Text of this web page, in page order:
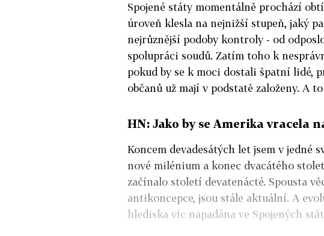
Spojené státy momentálně prochází
úroveň klesla na nejnižší stupeň, jaký
nejrůznější podoby kontroly - od
spolupráci soudů. Zatím toho k
pokud by se k moci dostali špatní lidé,
občanů už mají v podstatě založeny. A
HN: Jako by se Amerika vracela
Koncem devadesátých let jsem v jedné
nové milénium a konec dvacátého
začínalo století devatenácté. Spousta
antikoncepce, jsou stále aktuální. A
hlediska víc napadána ve Spojených